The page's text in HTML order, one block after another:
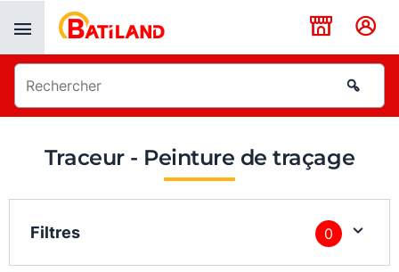
Traceur - Peinture de traçage
Filtres 0
Panneau de gestion des cookies